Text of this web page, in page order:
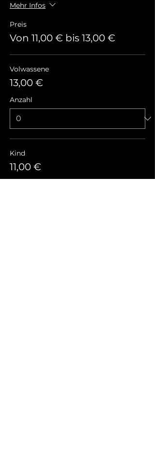
Mehr Infos
Preis
Von 11,00 € bis 13,00 €
Volwassene
13,00 €
Anzahl
Kind
11,00 €